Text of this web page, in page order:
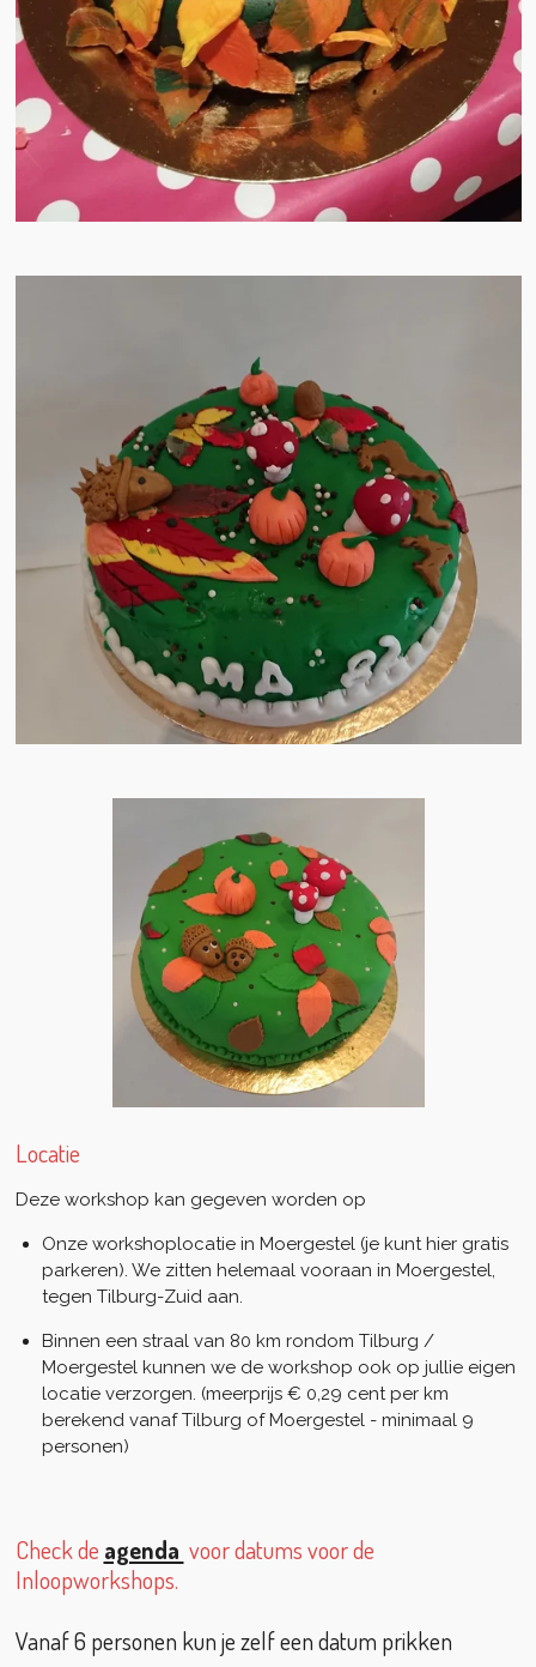
Locatie
Deze workshop kan gegeven worden op
Onze workshoplocatie in Moergestel (je kunt hier gratis
parkeren). We zitten helemaal vooraan in Moergestel,
tegen Tilburg-Zuid aan.
Binnen een straal van 80 km rondom Tilburg /
Moergestel kunnen we de workshop ook op jullie eigen
locatie verzorgen. (meerprijs € 0,29 cent per km
berekend vanaf Tilburg of Moergestel - minimaal 9
personen)
Check de agenda voor datums voor de
Inloopworkshops.
Vanaf 6 personen kun je zelf een datum prikken